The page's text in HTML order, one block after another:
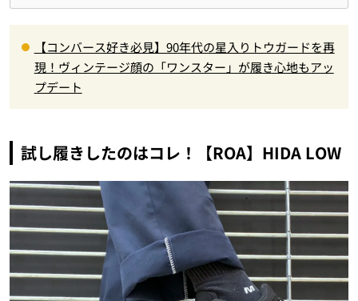
【コンバース好き必見】90年代の星入りトウガードを再
現！ヴィンテージ顔の「ワンスター」が履き心地もアッ
プデート
試し履きしたのはコレ！【ROA】HIDA LOW